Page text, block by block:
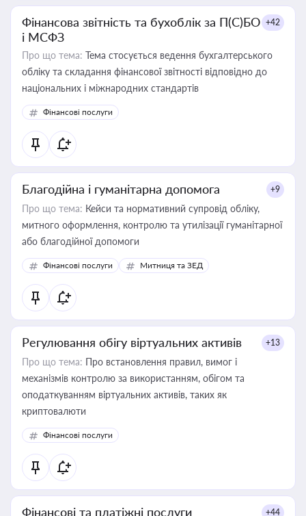
Фінансова звітність та бухоблік за П(С)БО
і МСФЗ
+42
Про що тема: Тема стосується ведення бухгалтерського
обліку та складання фінансової звітності відповідно до
національних і міжнародних стандартів
Фінансові послуги
Благодійна і гуманітарна допомога +9
Про що тема: Кейси та нормативний супровід обліку,
митного оформлення, контролю та утилізації гуманітарної
або благодійної допомоги
Фінансові послуги Митниця та ЗЕД
Регулювання обігу віртуальних активів +13
Про що тема: Про встановлення правил, вимог і
механізмів контролю за використанням, обігом та
оподаткуванням віртуальних активів, таких як
криптовалюти
Фінансові послуги
Фінансові та платіжні послуги +44